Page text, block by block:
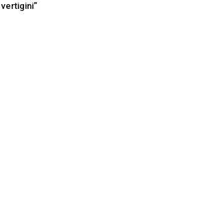
vertigini”